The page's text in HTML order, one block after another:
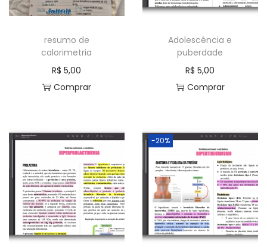
resumo de
calorimetria
R$ 5,00
Comprar
Adolescência e
puberdade
R$ 5,00
Comprar
-20%